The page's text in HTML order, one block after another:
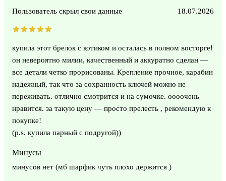
Пользователь скрыл свои данные 18.07.2026
купила этот брелок с котиком и осталась в полном восторге!
он невероятно милии, качественный и аккуратно сделан —
все детали четко прорисованы. Крепление прочное, карабин
надежный, так что за сохранность ключей можно не
переживать. отлично смотрится и на сумочке. оооочень
нравится. за такую цену — просто прелесть , рекомендую к
покупке!
(p.s. купила парный с подругой))
Минусы
минусов нет (мб шарфик чуть плохо держится )